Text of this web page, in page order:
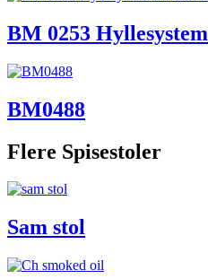
BM 0253 Hyllesystem
BM0488
Flere Spisestoler
Sam stol